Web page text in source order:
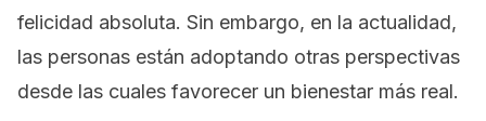
felicidad absoluta. Sin embargo, en la actualidad,
las personas están adoptando otras perspectivas
desde las cuales favorecer un bienestar más real.